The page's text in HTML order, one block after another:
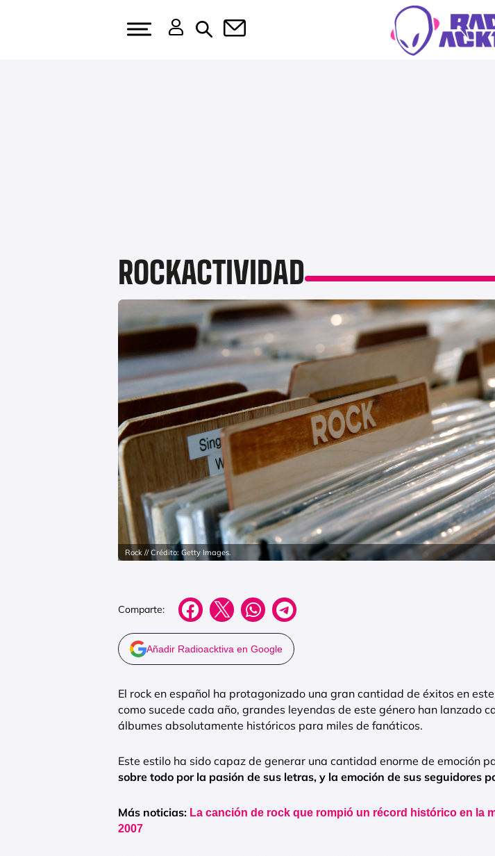
ROCKACTIVIDAD
Rock // Crédito: Getty Images.
Comparte:
Añadir Radioacktiva en Google
El rock en español ha protagonizado una gran cantidad de éxitos en
como sucede cada año, grandes leyendas de este género han lanzado
álbumes absolutamente históricos para miles de fanáticos.
Este estilo ha sido capaz de generar una cantidad enorme de emoción
sobre todo por la pasión de sus letras, y la emoción de sus seguidores
Más noticias: La canción de rock que rompió un récord histórico en la
2007